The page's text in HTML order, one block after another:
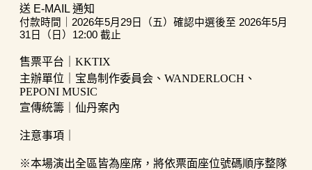
送 E-MAIL 通知
付款時間｜2026年5月29日（五） 確認中選後至 2026年5月
31日（日）12:00 截止
售票平台｜KKTIX
主辦單位｜宝島制作委員会、WANDERLOCH、
PEPONI MUSIC
宣傳統籌｜仙丹案內
注意事項｜
※本場演出全區皆為座席，將依票面座位號碼順序整隊